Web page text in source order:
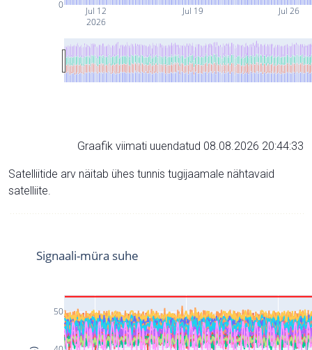
Jul 12
2026
Jul 19 Jul 26
0
Graafik viimati uuendatud 08.08.2026 20:44:33
Satelliitide arv näitab ühes tunnis tugijaamale nähtavaid
satelliite.
50
Signaali-müra suhe